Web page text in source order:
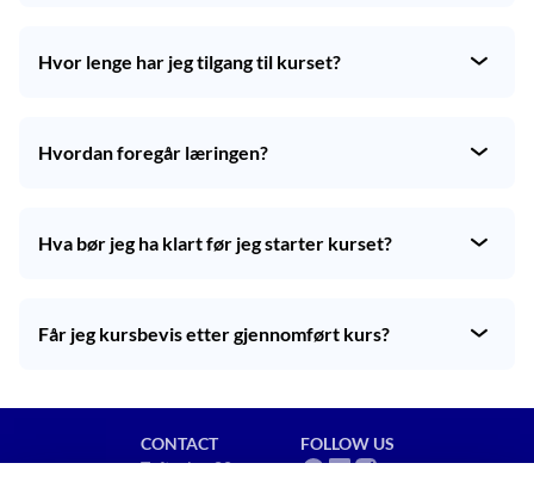
Introduksjon til fiskevelferd og akvakultur
Stress og smerte hos fisk
Hvor lenge har jeg tilgang til kurset?
Hvordan foregår læringen?
består av tekst, bilder, video, animasjoner og interaktive
Hva bør jeg ha klart før jeg starter kurset?
at du får mest mulig ut av læringen.
Får jeg kursbevis etter gjennomført kurs?
har fullført kurset. Kurset er i tråd med
CONTACT
Toftveien 80
FOLLOW US